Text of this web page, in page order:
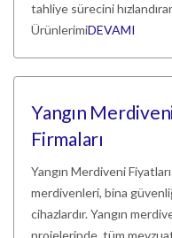
tahliye sürecini
ÜrünlerimiDEVAMI
Yangın
Firmaları
Yangın Merdiveni
merdivenleri, bina
cihazlardır. Yangın
projelerinde, tüm